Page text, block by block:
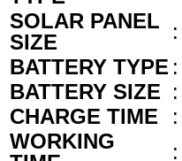
SOLAR PANEL
SIZE
:
BATTERY TYPE :
BATTERY SIZE :
CHARGE TIME
:
WORKING
: